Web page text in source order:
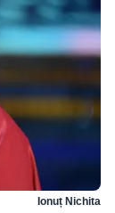
Ionuț Nichita